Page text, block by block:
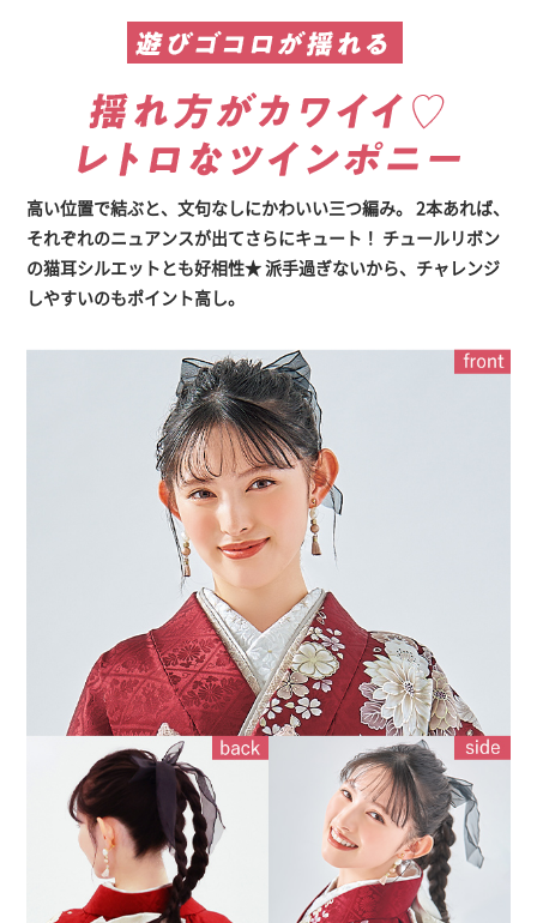
高い位置で結ぶと、文句なしにかわいい三つ編み。 2本あれば、
それぞれのニュアンスが出てさらにキュート！ チュールリボン
の猫耳シルエットとも好相性★派手過ぎないから、チャレンジ
しやすいのもポイント高し。